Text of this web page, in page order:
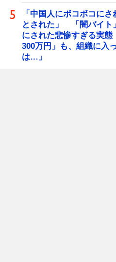
「中国人にボコボコに
とされた」 「闇バイ
にされた悲惨すぎる実
300万円」も、組織に入
は…」